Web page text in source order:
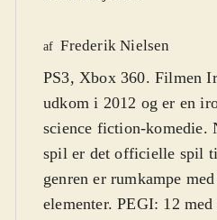
af Frederik Nielsen
PS3, Xbox 360. Filmen
udkom i 2012 og er en
science fiction-komedie.
spil er det officielle spil
genren er rumkampe
elementer. PEGI: 12